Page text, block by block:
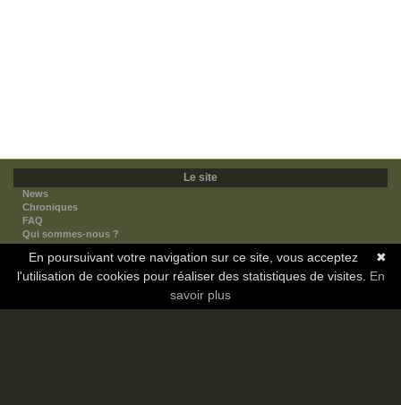
Le site
News
Chroniques
FAQ
Qui sommes-nous ?
Nos partenaires
Faites-nous connaitre
Nous contacter
✖
En poursuivant votre navigation sur ce site, vous acceptez
l'utilisation de cookies pour réaliser des statistiques de visites. En
savoir plus